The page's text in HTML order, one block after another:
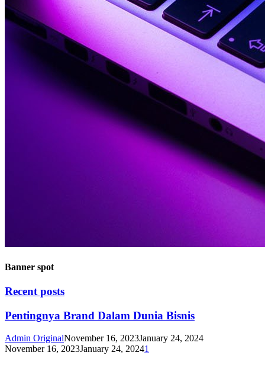
Banner spot
Recent posts
Pentingnya Brand Dalam Dunia Bisnis
Admin OriginalNovember 16, 2023January 24, 2024
November 16, 2023January 24, 20241